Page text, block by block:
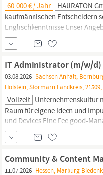
60.000 € / Jahr HAURATON
kaufmännischen Entscheidern
Englischkenntnisse Unser
Marketingumfeld mit Fokus auf
Erstellung,Employer Branding
Kommunikationskanälen viel
Entwicklung kreativer
Events sowie dem Ausbau
Markenstrategie...
IT Administrator (m/w/d)
03.08.2026 Sachsen Anhalt,
Holstein, Stormarn Landkreis,
Vollzeit Unternehmenskultur
Raum für eigene Ideen und
und Devices Eine Feelgood-
wertschätzendes Mit- und
Arbeitsplatz in einem
Datensicherheit täglich ganz
von Dir
Community & Content
11.07.2026 Hessen, Marburg